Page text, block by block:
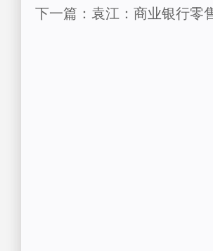
下一篇：袁江：商业银行零